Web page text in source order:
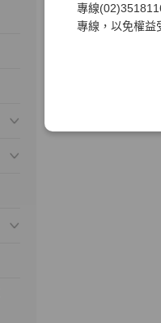
專線
專線，以免權益